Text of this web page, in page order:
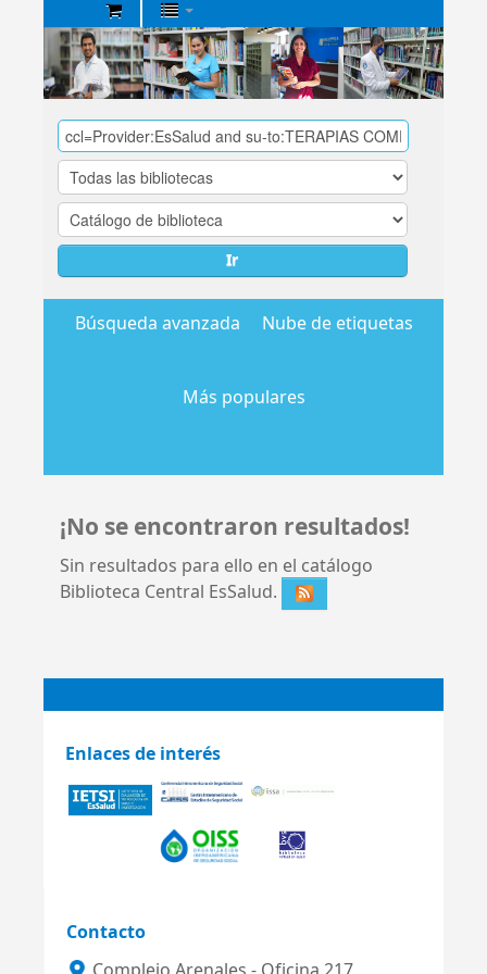
Biblioteca
Central
EsSalud
Ir
Búsqueda avanzada Nube de etiquetas
Más populares
¡No se encontraron resultados!
Sin resultados para ello en el catálogo
Biblioteca Central EsSalud.
Enlaces de interés
Contacto